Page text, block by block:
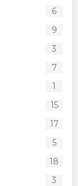
6
9
3
7
1
15
17
5
18
3